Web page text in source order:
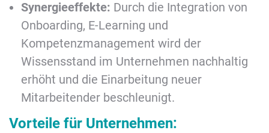
Synergieeffekte: Durch die Integration von
Onboarding, E-Learning und
Kompetenzmanagement wird der
Wissensstand im Unternehmen nachhaltig
erhöht und die Einarbeitung neuer
Mitarbeitender beschleunigt.
Vorteile für Unternehmen: